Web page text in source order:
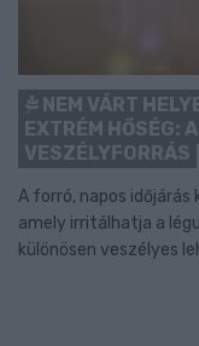
NEM VÁRT
EXTRÉM HŐSÉG:
VESZÉLYFORRÁS
A forró, napos időjárás
amely irritálhatja a
különösen veszélyes